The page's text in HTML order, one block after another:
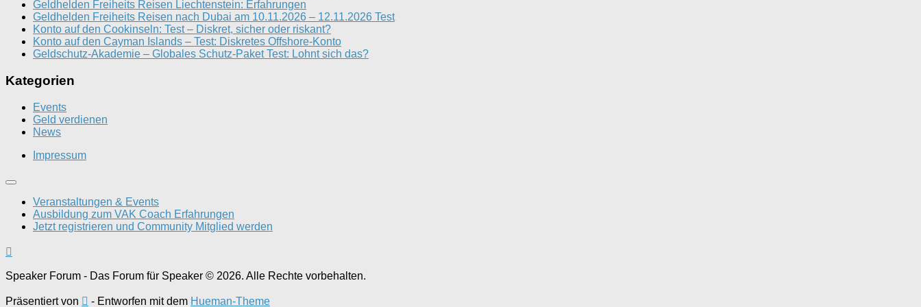
Geldhelden Freiheits Reisen Liechtenstein: Erfahrungen
Geldhelden Freiheits Reisen nach Dubai am 10.11.2026 – 12.11.2026 Test
Konto auf den Cookinseln: Test – Diskret, sicher oder riskant?
Konto auf den Cayman Islands – Test: Diskretes Offshore-Konto
Geldschutz-Akademie – Globales Schutz-Paket Test: Lohnt sich das?
Kategorien
Events
Geld verdienen
News
Impressum
Veranstaltungen & Events
Ausbildung zum VAK Coach Erfahrungen
Jetzt registrieren und Community Mitglied werden
Speaker Forum - Das Forum für Speaker © 2026. Alle Rechte vorbehalten.
Präsentiert von - Entworfen mit dem Hueman-Theme